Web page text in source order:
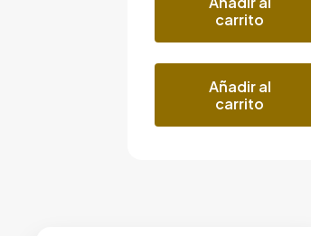
carrito
Añadir al
carrito